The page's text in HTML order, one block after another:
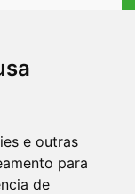
e outras
para
de
97573-010